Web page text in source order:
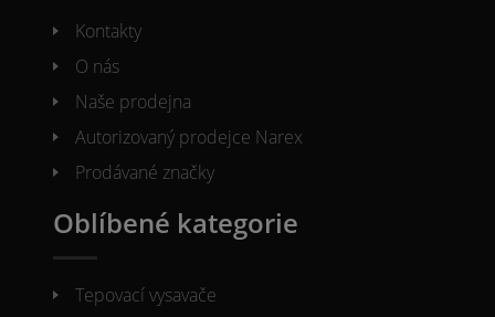
Kontakty
O nás
Naše prodejna
Autorizovaný prodejce Narex
Prodávané značky
Oblíbené kategorie
Tepovací vysavače